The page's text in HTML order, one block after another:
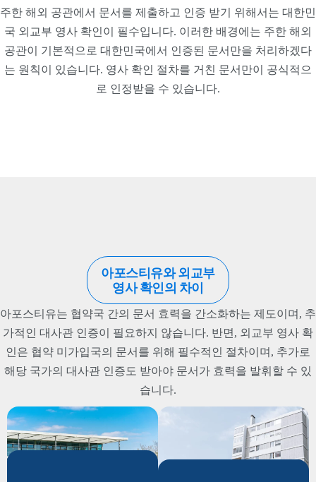
주한 해외 공관에서 문서를 제출하고 인증 받기 위해서는 대한민
국 외교부 영사 확인이 필수입니다. 이러한 배경에는 주한 해외
공관이 기본적으로 대한민국에서 인증된 문서만을 처리하겠다
는 원칙이 있습니다. 영사 확인 절차를 거친 문서만이 공식적으
로 인정받을 수 있습니다.
아포스티유와 외교부
영사 확인의 차이
아포스티유는 협약국 간의 문서 효력을 간소화하는 제도이며, 추
가적인 대사관 인증이 필요하지 않습니다. 반면, 외교부 영사 확
인은 협약 미가입국의 문서를 위해 필수적인 절차이며, 추가로
해당 국가의 대사관 인증도 받아야 문서가 효력을 발휘할 수 있
습니다.